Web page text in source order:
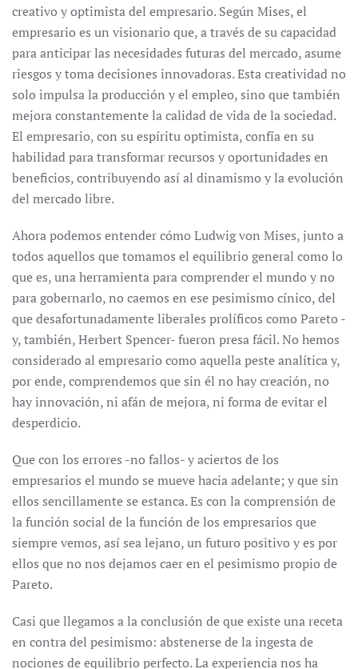
creativo y optimista del empresario. Según Mises, el
empresario es un visionario que, a través de su capacidad
para anticipar las necesidades futuras del mercado, asume
riesgos y toma decisiones innovadoras. Esta creatividad no
solo impulsa la producción y el empleo, sino que también
mejora constantemente la calidad de vida de la sociedad.
El empresario, con su espíritu optimista, confía en su
habilidad para transformar recursos y oportunidades en
beneficios, contribuyendo así al dinamismo y la evolución
del mercado libre.
Ahora podemos entender cómo Ludwig von Mises, junto a
todos aquellos que tomamos el equilibrio general como lo
que es, una herramienta para comprender el mundo y no
para gobernarlo, no caemos en ese pesimismo cínico, del
que desafortunadamente liberales prolíficos como Pareto -
y, también, Herbert Spencer- fueron presa fácil. No hemos
considerado al empresario como aquella peste analítica y,
por ende, comprendemos que sin él no hay creación, no
hay innovación, ni afán de mejora, ni forma de evitar el
desperdicio.
Que con los errores -no fallos- y aciertos de los
empresarios el mundo se mueve hacia adelante; y que sin
ellos sencillamente se estanca. Es con la comprensión de
la función social de la función de los empresarios que
siempre vemos, así sea lejano, un futuro positivo y es por
ellos que no nos dejamos caer en el pesimismo propio de
Pareto.
Casi que llegamos a la conclusión de que existe una receta
en contra del pesimismo: abstenerse de la ingesta de
nociones de equilibrio perfecto. La experiencia nos ha